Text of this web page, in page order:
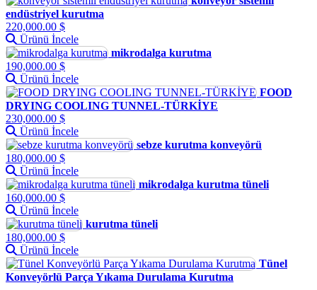
endüstriyel kurutma
220,000.00 $
Ürünü İncele
mikrodalga kurutma
190,000.00 $
Ürünü İncele
FOOD
DRYING COOLING TUNNEL-TÜRKİYE
230,000.00 $
Ürünü İncele
sebze kurutma konveyörü
180,000.00 $
Ürünü İncele
mikrodalga kurutma tüneli
160,000.00 $
Ürünü İncele
kurutma tüneli
180,000.00 $
Ürünü İncele
Tünel
Konveyörlü Parça Yıkama Durulama Kurutma